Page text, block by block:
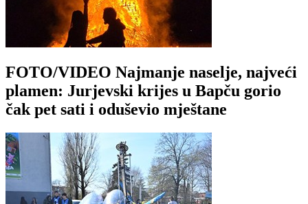
FOTO/VIDEO Najmanje naselje, najveći
plamen: Jurjevski krijes u Bapču gorio
čak pet sati i oduševio mještane